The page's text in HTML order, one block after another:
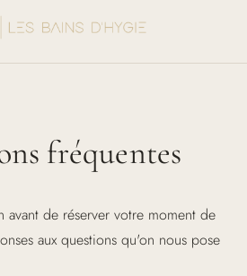
fréquentes
avant de réserver votre moment de
aux questions qu'on nous pose